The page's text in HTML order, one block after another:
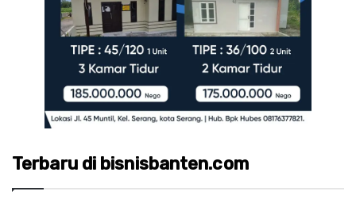
Terbaru di bisnisbanten.com